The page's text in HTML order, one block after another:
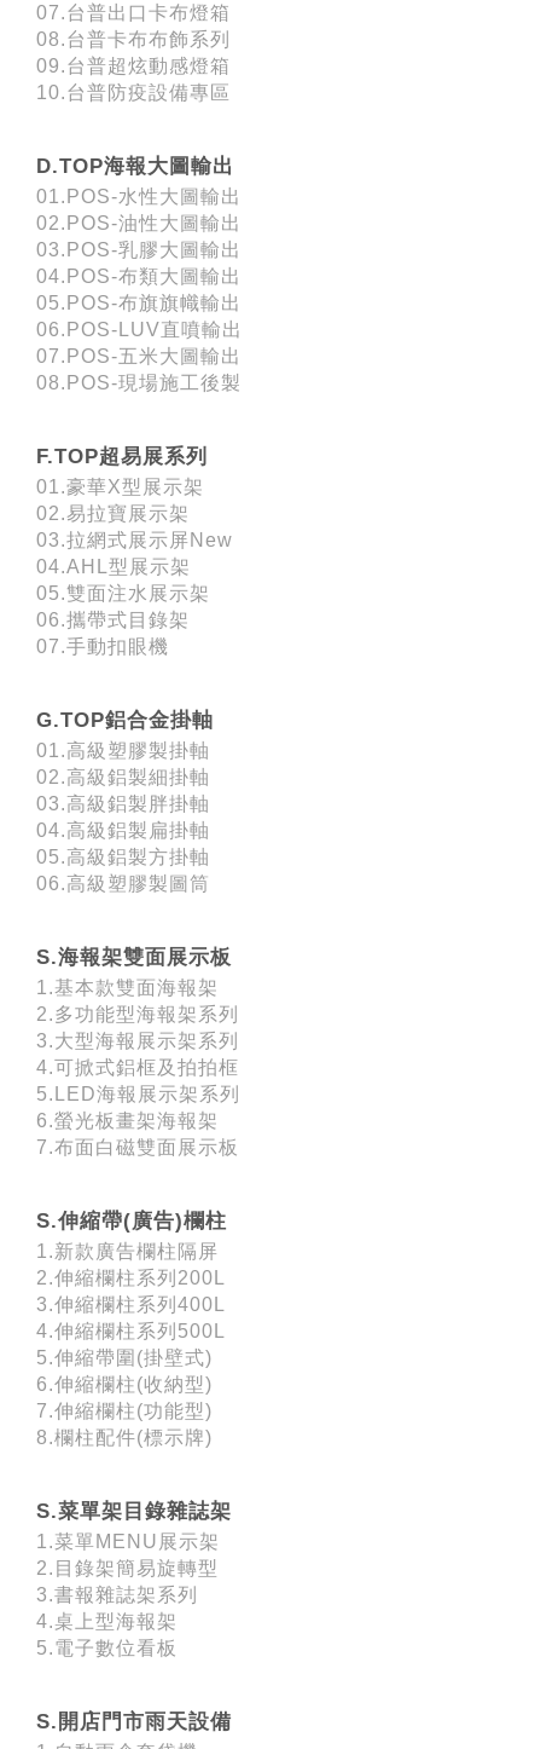
07.台普出口卡布燈箱
08.台普卡布布飾系列
09.台普超炫動感燈箱
10.台普防疫設備專區
D.TOP海報大圖輸出
01.POS-水性大圖輸出
02.POS-油性大圖輸出
03.POS-乳膠大圖輸出
04.POS-布類大圖輸出
05.POS-布旗旗幟輸出
06.POS-LUV直噴輸出
07.POS-五米大圖輸出
08.POS-現場施工後製
F.TOP超易展系列
01.豪華X型展示架
02.易拉寶展示架
03.拉網式展示屏New
04.AHL型展示架
05.雙面注水展示架
06.攜帶式目錄架
07.手動扣眼機
G.TOP鋁合金掛軸
01.高級塑膠製掛軸
02.高級鋁製細掛軸
03.高級鋁製胖掛軸
04.高級鋁製扁掛軸
05.高級鋁製方掛軸
06.高級塑膠製圖筒
S.海報架雙面展示板
1.基本款雙面海報架
2.多功能型海報架系列
3.大型海報展示架系列
4.可掀式鋁框及拍拍框
5.LED海報展示架系列
6.螢光板畫架海報架
7.布面白磁雙面展示板
S.伸縮帶(廣告)欄柱
1.新款廣告欄柱隔屏
2.伸縮欄柱系列200L
3.伸縮欄柱系列400L
4.伸縮欄柱系列500L
5.伸縮帶圍(掛壁式)
6.伸縮欄柱(收納型)
7.伸縮欄柱(功能型)
8.欄柱配件(標示牌)
S.菜單架目錄雜誌架
1.菜單MENU展示架
2.目錄架簡易旋轉型
3.書報雜誌架系列
4.桌上型海報架
5.電子數位看板
S.開店門市雨天設備